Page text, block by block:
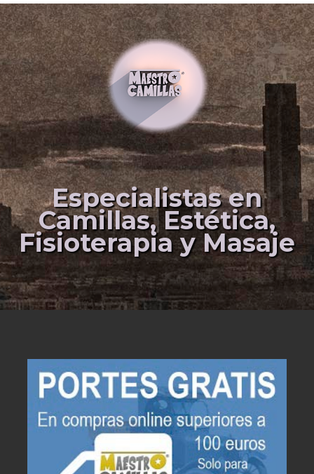
Especialistas en
Camillas, Estética,
Fisioterapia y Masaje